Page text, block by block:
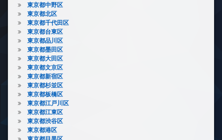
東京都中野区
東京都北区
東京都千代田区
東京都台東区
東京都品川区
東京都墨田区
東京都大田区
東京都文京区
東京都新宿区
東京都杉並区
東京都板橋区
東京都江戸川区
東京都江東区
東京都渋谷区
東京都港区